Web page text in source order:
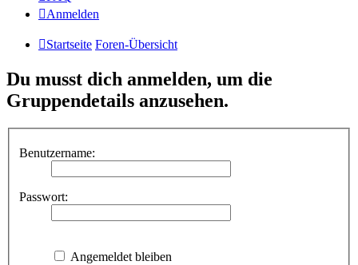
Anmelden
Startseite Foren-Übersicht
Du musst dich anmelden, um die
Gruppendetails anzusehen.
Benutzername:
Passwort:
Angemeldet bleiben